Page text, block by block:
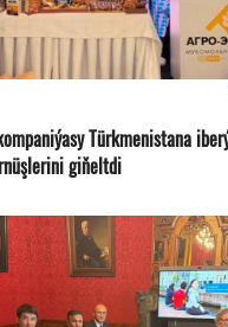
Türkmenistana
giňeltdi